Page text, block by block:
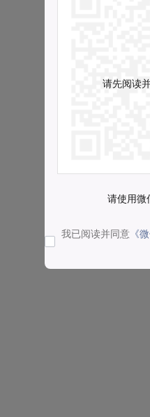
请先阅读
请使用微
我已阅读并同意 《